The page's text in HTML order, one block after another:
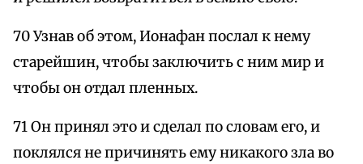
70 Узнав об этом, Ионафан послал к нему
старейшин, чтобы заключить с ним мир и
чтобы он отдал пленных.
71 Он принял это и сделал по словам его, и
поклялся не причинять ему никакого зла во